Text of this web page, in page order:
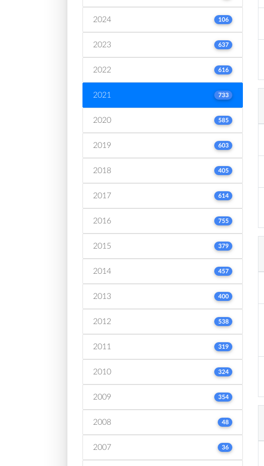
2024 106
2023 637
2022 616
2021 733
2020 585
2019 603
2018 405
2017 614
2016 755
2015 379
2014 457
2013 400
2012 538
2011 319
2010 324
2009 354
2008 48
2007 36